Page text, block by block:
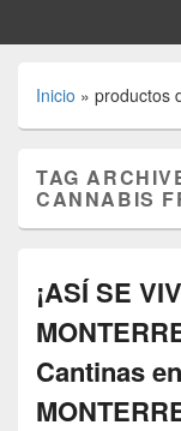
Inicio » productos
TAG
CANNABIS
¡ASÍ SE
Cantinas